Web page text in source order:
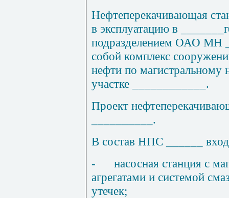
Нефтеперекачивающая
в эксплуатацию в
подразделением ОАО МН
собой комплекс
нефти по магистральному
участке ____________.
Проект
__________.
В состав НПС ______
-
насосная станция с
агрегатами и системой
утечек;